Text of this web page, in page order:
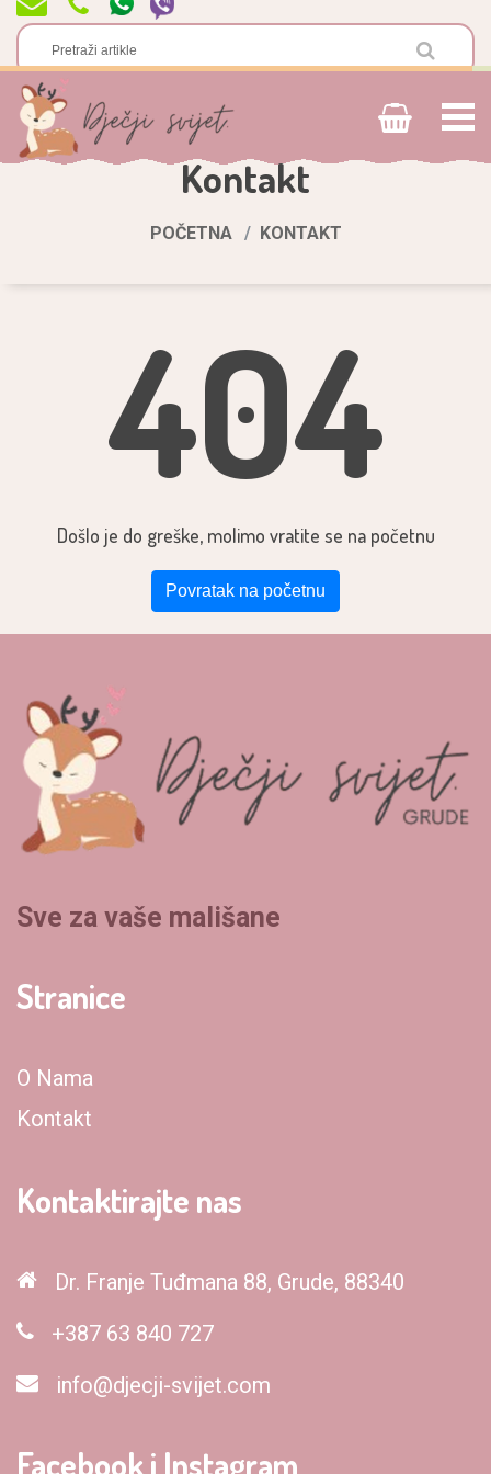
Kontakt
POČETNA KONTAKT
404
Došlo je do greške, molimo vratite se na početnu
Povratak na početnu
Sve za vaše mališane
Stranice
O Nama
Kontakt
Kontaktirajte nas
Dr. Franje Tuđmana 88, Grude, 88340
+387 63 840 727
info@djecji-svijet.com
Facebook i Instagram